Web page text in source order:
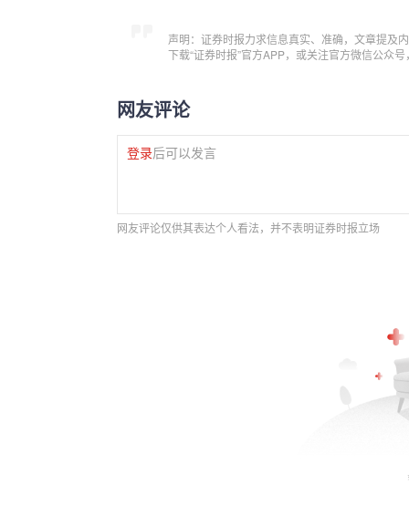
声明：证券时报力求信息真实、准确，文章提及
下载“证券时报”官方APP，或关注官方微信公众
网友评论
登录后可以发言
网友评论仅供其表达个人看法，并不表明证券时报立场